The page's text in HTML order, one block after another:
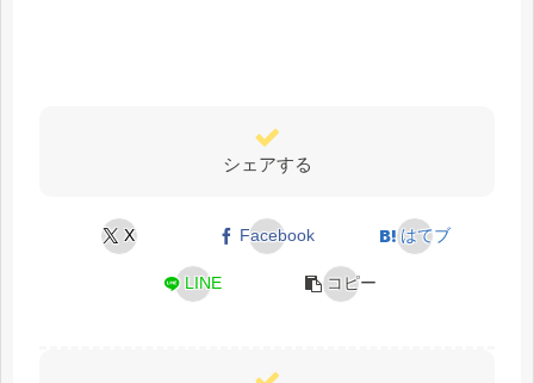
シェアする
X Facebook はてブ
LINE コピー